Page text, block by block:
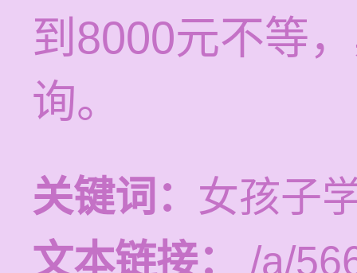
到8000元不等
询。
关键词： 女孩子
文本链接：
/a/